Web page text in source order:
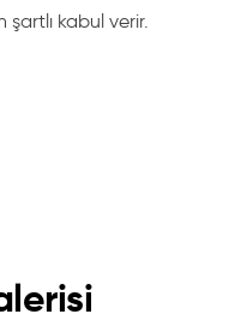
kabul verir.